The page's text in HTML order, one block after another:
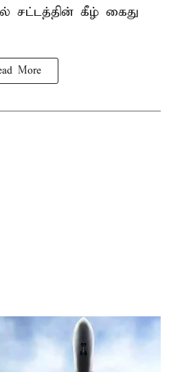
சட்டத்தின் கீழ் கைது
More